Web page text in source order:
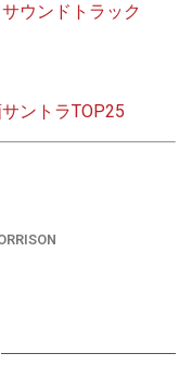
ウンドトラック
ントラTOP25